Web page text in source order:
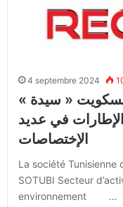
4 septembre 2024
« سيدة »
في عديد
الإختصاصات
La société Tunisienne
SOTUBI Secteur
environnement …